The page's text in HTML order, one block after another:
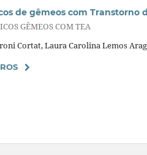
de gêmeos com Transtorno
GÊMEOS COM TEA
Cortat, Laura Carolina Lemos